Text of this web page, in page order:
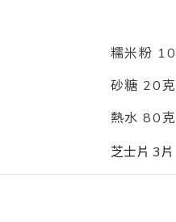
糯米粉
砂糖 20克
熱水 80克
芝士片 3片